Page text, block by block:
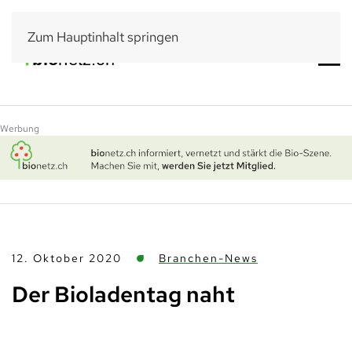
Zum Hauptinhalt springen
Werbung
12. Oktober 2020 Branchen-News
Der Bioladentag naht